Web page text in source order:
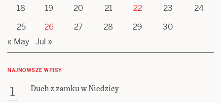
18
19 20 21 22 23
24
25
26 27 28 29
30
« May
Jul »
NAJNOWSZE WPISY
1 Duch z zamku w Niedzicy